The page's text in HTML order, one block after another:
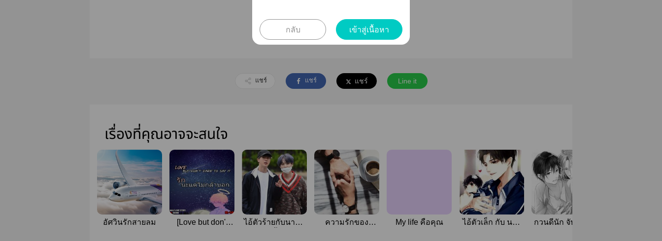
ยังไม่มีตอนย่อย
แชร์ แชร์ แชร์ Line it
เรื่องที่คุณอาจจะสนใจ
อัศวินรักสายลม
[Love but don't
ไอ้ตัวร้ายกับนายนุ้
ความรักของ
My life คือคุณ
ไอ้ตัวเล็ก กับ นาย
กวนดีนัก จับรักชะ
กลับ เข้าสู่เนื้อหา